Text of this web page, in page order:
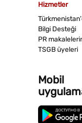
Hizmetler
Bilgi Desteği
PR
TSGB üyeleri
Mobil